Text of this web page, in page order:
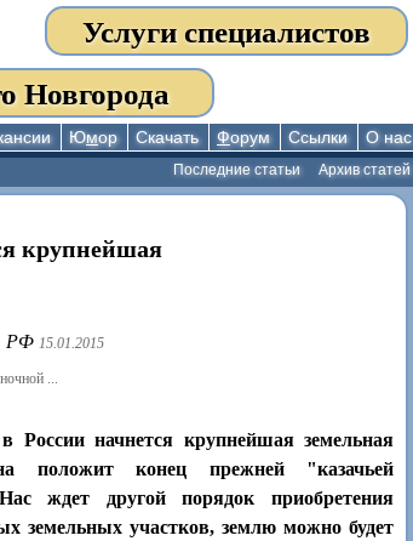
Услуги специалистов
Новгорода
Юмор Скачать Форум Ссылки О нас
Архив статей
Последние статьи
крупнейшая
РФ 15.01.2015
...
России начнется крупнейшая земельная
положит конец прежней "казачьей
ждет другой порядок приобретения
земельных участков, землю можно будет